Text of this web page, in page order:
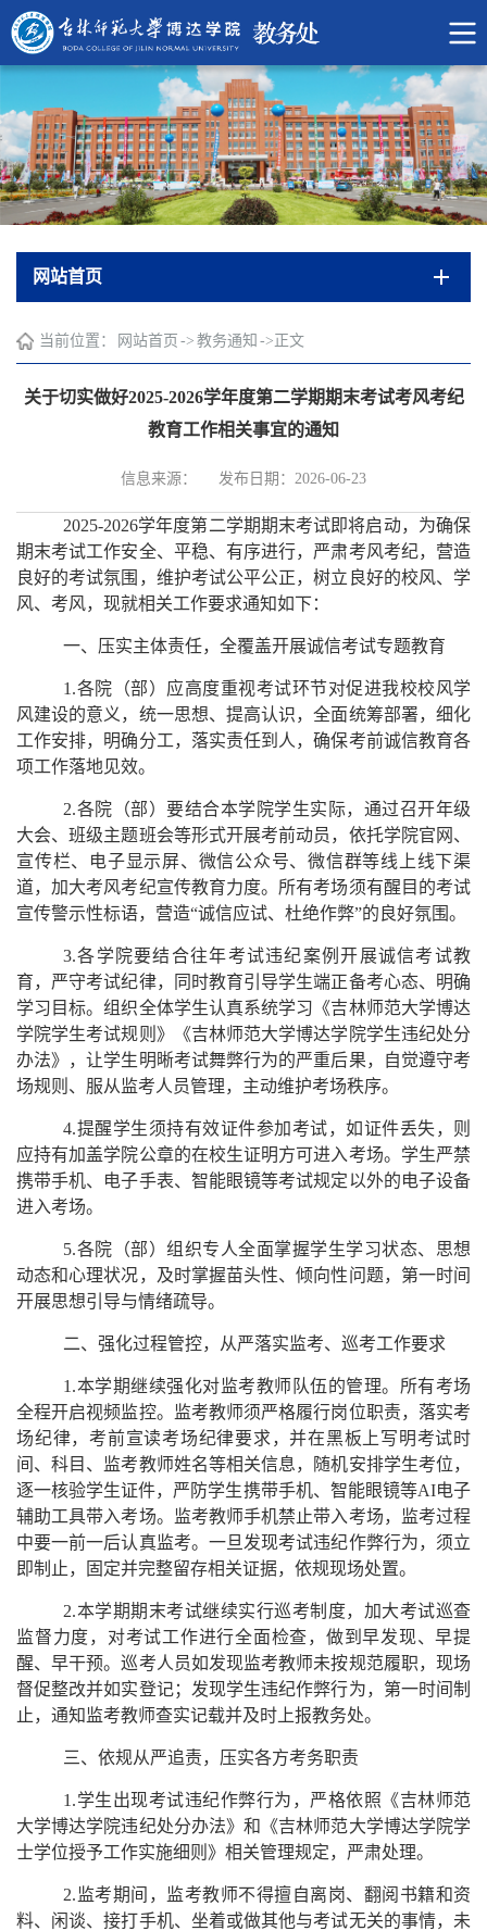
网站首页
当前位置： 网站首页 -> 教务通知 -> 正文
关于切实做好2025-2026学年度第二学期期末考试考风考纪
教育工作相关事宜的通知
信息来源： 发布日期：2026-06-23
2025-2026学年度第二学期期末考试即将启动，为确保
期末考试工作安全、平稳、有序进行，严肃考风考纪，营造
良好的考试氛围，维护考试公平公正，树立良好的校风、学
风、考风，现就相关工作要求通知如下：
一、压实主体责任，全覆盖开展诚信考试专题教育
1.各院（部）应高度重视考试环节对促进我校校风学
风建设的意义，统一思想、提高认识，全面统筹部署，细化
工作安排，明确分工，落实责任到人，确保考前诚信教育各
项工作落地见效。
2.各院（部）要结合本学院学生实际，通过召开年级
大会、班级主题班会等形式开展考前动员，依托学院官网、
宣传栏、电子显示屏、微信公众号、微信群等线上线下渠
道，加大考风考纪宣传教育力度。所有考场须有醒目的考试
宣传警示性标语，营造“诚信应试、杜绝作弊”的良好氛围。
3.各学院要结合往年考试违纪案例开展诚信考试教
育，严守考试纪律，同时教育引导学生端正备考心态、明确
学习目标。组织全体学生认真系统学习《吉林师范大学博达
学院学生考试规则》《吉林师范大学博达学院学生违纪处分
办法》，让学生明晰考试舞弊行为的严重后果，自觉遵守考
场规则、服从监考人员管理，主动维护考场秩序。
4.提醒学生须持有效证件参加考试，如证件丢失，则
应持有加盖学院公章的在校生证明方可进入考场。学生严禁
携带手机、电子手表、智能眼镜等考试规定以外的电子设备
进入考场。
5.各院（部）组织专人全面掌握学生学习状态、思想
动态和心理状况，及时掌握苗头性、倾向性问题，第一时间
开展思想引导与情绪疏导。
二、强化过程管控，从严落实监考、巡考工作要求
1.本学期继续强化对监考教师队伍的管理。所有考场
全程开启视频监控。监考教师须严格履行岗位职责，落实考
场纪律，考前宣读考场纪律要求，并在黑板上写明考试时
间、科目、监考教师姓名等相关信息，随机安排学生考位，
逐一核验学生证件，严防学生携带手机、智能眼镜等AI电子
辅助工具带入考场。监考教师手机禁止带入考场，监考过程
中要一前一后认真监考。一旦发现考试违纪作弊行为，须立
即制止，固定并完整留存相关证据，依规现场处置。
2.本学期期末考试继续实行巡考制度，加大考试巡查
监督力度，对考试工作进行全面检查，做到早发现、早提
醒、早干预。巡考人员如发现监考教师未按规范履职，现场
督促整改并如实登记；发现学生违纪作弊行为，第一时间制
止，通知监考教师查实记载并及时上报教务处。
三、依规从严追责，压实各方考务职责
1.学生出现考试违纪作弊行为，严格依照《吉林师范
大学博达学院违纪处分办法》和《吉林师范大学博达学院学
士学位授予工作实施细则》相关管理规定，严肃处理。
2.监考期间，监考教师不得擅自离岗、翻阅书籍和资
料、闲谈、接打手机、坐着或做其他与考试无关的事情，未